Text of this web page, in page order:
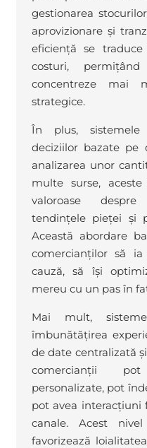
gestionarea
aprovizionare și
eficiență se
costuri,
concentreze mai
strategice.
În plus, sistemele
deciziilor bazate pe
analizarea unor
multe surse,
valoroase
tendințele pieței și
Această abordare
comercianților să
cauză, să își
mereu cu un pas în
Mai mult,
îmbunătățirea
de date centralizată
comercianții
personalizate, pot
pot avea
canale. Acest
favorizează